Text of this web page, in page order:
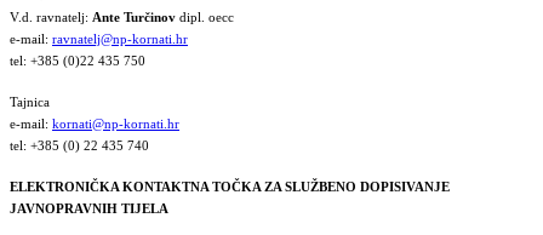
V.d. ravnatelj: Ante Turčinov dipl. oecc
e-mail: ravnatelj@np-kornati.hr
tel: +385 (0)22 435 750
Tajnica
e-mail: kornati@np-kornati.hr
tel: +385 (0) 22 435 740
ELEKTRONIČKA KONTAKTNA TOČKA ZA SLUŽBENO DOPISIVANJE
JAVNOPRAVNIH TIJELA